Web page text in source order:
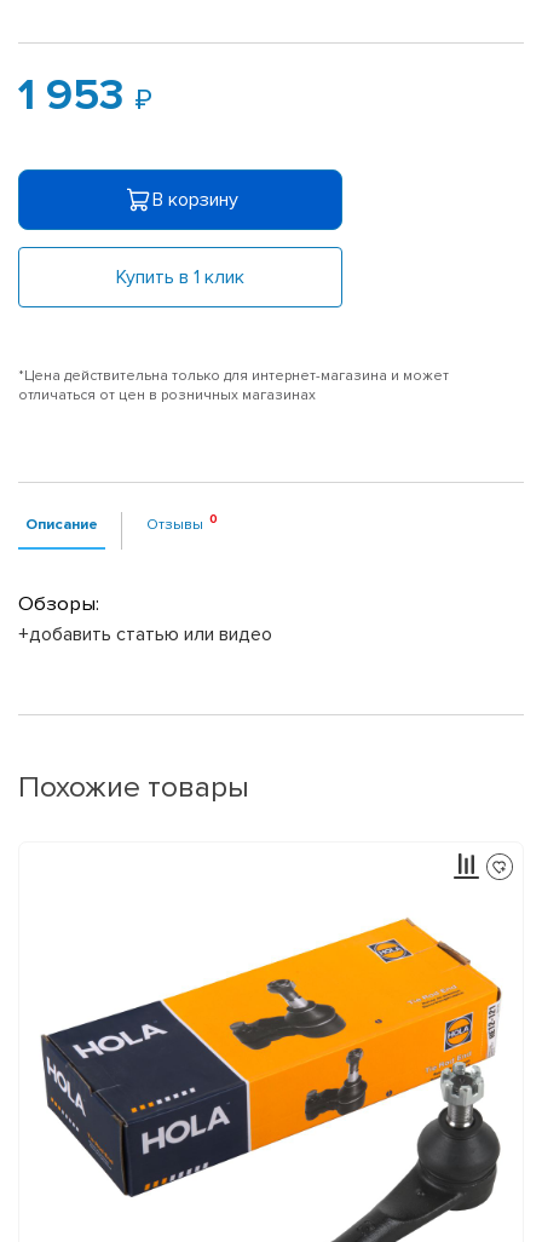
1 953
В корзину
Купить в 1 клик
*Цена действительна только для интернет-магазина и может
отличаться от цен в розничных магазинах
Описание Отзывы
Обзоры:
+добавить статью или видео
Похожие товары